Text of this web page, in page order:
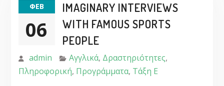
ΦΕΒ
06
IMAGINARY INTERVIEWS
WITH FAMOUS SPORTS
PEOPLE
admin Αγγλικά, Δραστηριότητες,
Πληροφορική, Προγράμματα, Τάξη Ε